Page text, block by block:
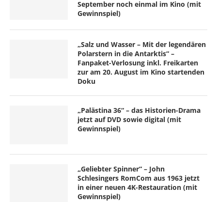
September noch einmal im Kino (mit
Gewinnspiel)
„Salz und Wasser – Mit der legendären
Polarstern in die Antarktis“ –
Fanpaket-Verlosung inkl. Freikarten
zur am 20. August im Kino startenden
Doku
„Palästina 36“ – das Historien-Drama
jetzt auf DVD sowie digital (mit
Gewinnspiel)
„Geliebter Spinner“ – John
Schlesingers RomCom aus 1963 jetzt
in einer neuen 4K-Restauration (mit
Gewinnspiel)